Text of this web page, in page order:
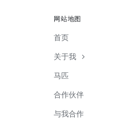
网站地图
首页
关于我
马匹
合作伙伴
与我合作